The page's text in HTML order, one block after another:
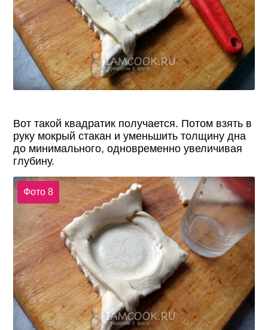
Вот такой квадратик получается. Потом взять в
руку мокрый стакан и уменьшить толщину дна
до минимального, одновременно увеличивая
глубину.
Фото 8